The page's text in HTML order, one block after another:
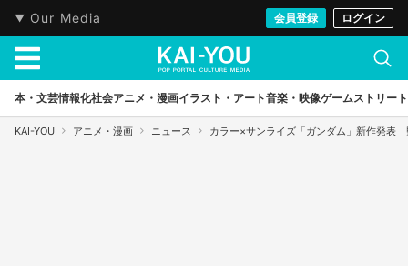
Our Media 会員登録 ログイン
本・文芸情報化社会アニメ・漫画イラスト・アート音楽・映像ゲームストリート
KAI-YOU アニメ・漫画 ニュース カラー×サンライズ「ガンダム」新作発表